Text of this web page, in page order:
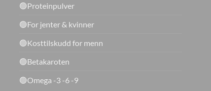
🟢Proteinpulver
🟢For jenter & kvinner
🟢Kosttilskudd for menn
🟢Betakaroten
🟢Omega -3 -6 -9